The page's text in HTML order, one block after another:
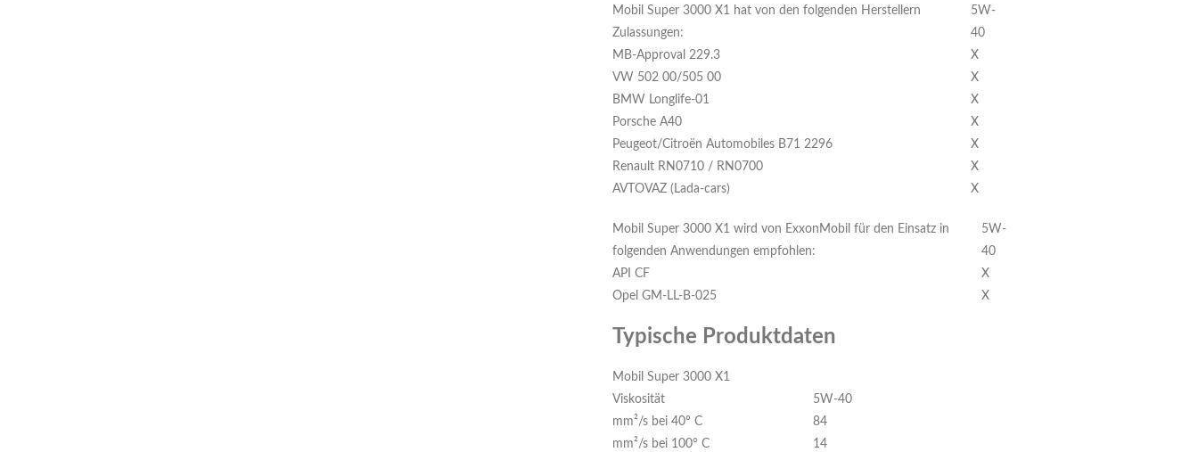
Mobil Super 3000 X1 hat von den folgenden Herstellern
Zulassungen:
5W-
40
MB-Approval 229.3
X
VW 502 00/505 00
X
BMW Longlife-01
X
Porsche A40
X
Peugeot/Citroën Automobiles B71 2296
X
Renault RN0710 / RN0700
X
AVTOVAZ (Lada-cars)
X
Mobil Super 3000 X1 wird von ExxonMobil für den Einsatz in
folgenden Anwendungen empfohlen:
5W-
40
API CF
X
Opel GM-LL-B-025
X
Typische Produktdaten
Mobil Super 3000 X1
Viskosität
5W-40
mm²/s bei 40º C
84
mm²/s bei 100° C
14